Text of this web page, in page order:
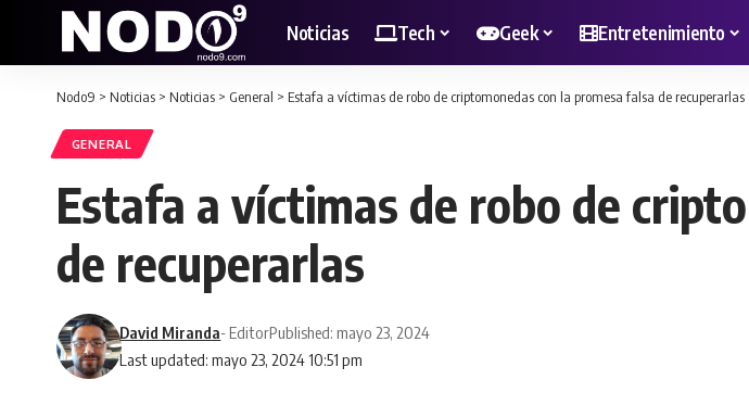
Noticias Tech Geek Entretenimiento
Nodo9 > Noticias > Noticias > General > Estafa a víctimas de robo de criptomonedas con la promesa falsa de recuperarlas
GENERAL
Estafa a víctimas de robo de
de recuperarlas
Last updated: mayo 23, 2024 10:51 pm
David Miranda- EditorPublished: mayo 23, 2024